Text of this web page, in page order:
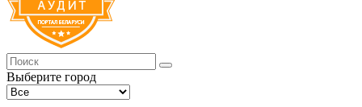
Выберите город